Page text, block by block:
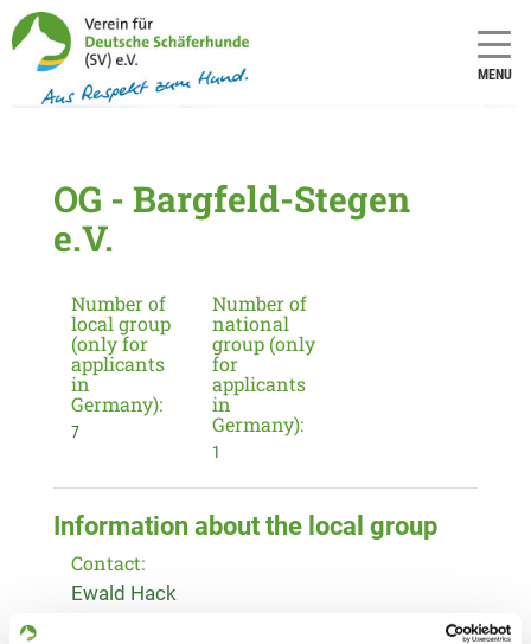
MENU
OG - Bargfeld-Stegen
e.V.
Number of
local group
(only for
applicants
in
Germany):
7
Number of
national
group (only
for
applicants
in
Germany):
1
Information about the local group
Contact:
Ewald Hack